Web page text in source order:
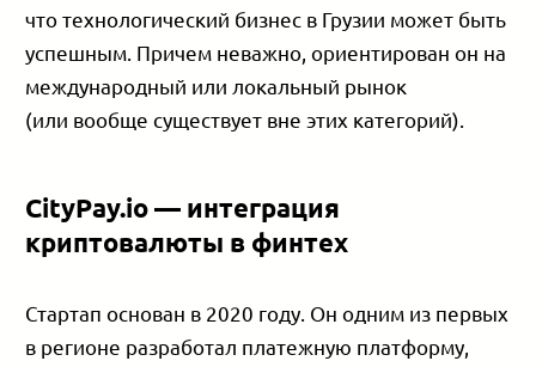
что технологический бизнес в Грузии может быть
успешным. Причем неважно, ориентирован он на
международный или локальный рынок
(или вообще существует вне этих категорий).
CityPay.io — интеграция
криптовалюты в финтех
Стартап основан в 2020 году. Он одним из первых
в регионе разработал платежную платформу,